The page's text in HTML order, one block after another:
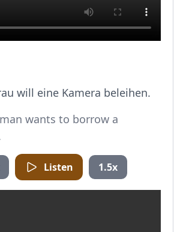
will eine Kamera beleihen.
wants to borrow a
Listen 1.5x